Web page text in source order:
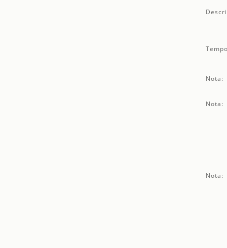
Nota:
Nota:
Nota: